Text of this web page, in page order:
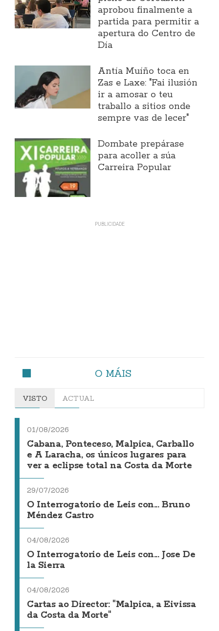
aprobou finalmente a
partida para permitir a
apertura do Centro de
Día
Antía Muíño toca en
Zas e Laxe: "Fai ilusión
ir a amosar o teu
traballo a sitios onde
sempre vas de lecer"
Dombate prepárase
para acoller a súa
Carreira Popular
O MÁIS
VISTO ACTUAL
01/08/2026
Cabana, Ponteceso, Malpica, Carballo
e A Laracha, os únicos lugares para
ver a eclipse total na Costa da Morte
29/07/2026
O Interrogatorio de Leis con... Bruno
Méndez Castro
04/08/2026
O Interrogatorio de Leis con... Jose De
la Sierra
04/08/2026
Cartas ao Director: "Malpica, a Eivissa
da Costa da Morte"